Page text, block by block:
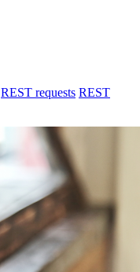
REST requests REST